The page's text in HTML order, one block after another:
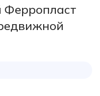
Ферропласт